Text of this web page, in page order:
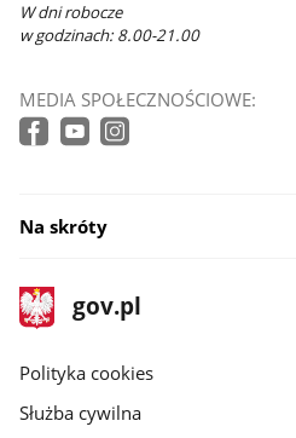
W dni robocze
w godzinach: 8.00-21.00
MEDIA SPOŁECZNOŚCIOWE:
Na skróty
stopka
gov.pl
Strona
gov.pl
gov.pl
Polityka cookies
Służba cywilna